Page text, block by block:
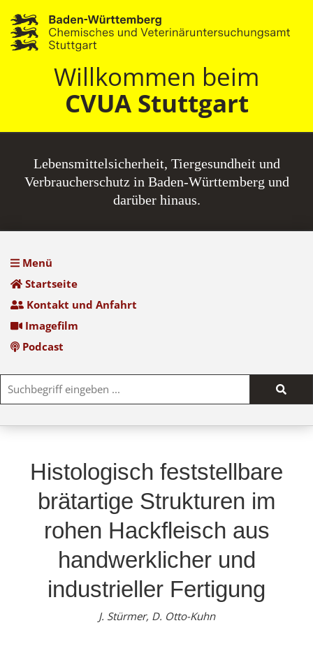
Willkommen beim
CVUA Stuttgart
Lebensmittel­sicherheit, Tiergesundheit und
Verbraucherschutz in Baden-Württemberg und
darüber hinaus.
Menü
Startseite
Kontakt und Anfahrt
Imagefilm
Podcast
Histologisch feststellbare
brätartige Strukturen im
rohen Hackfleisch aus
handwerklicher und
industrieller Fertigung
J. Stürmer, D. Otto-Kuhn